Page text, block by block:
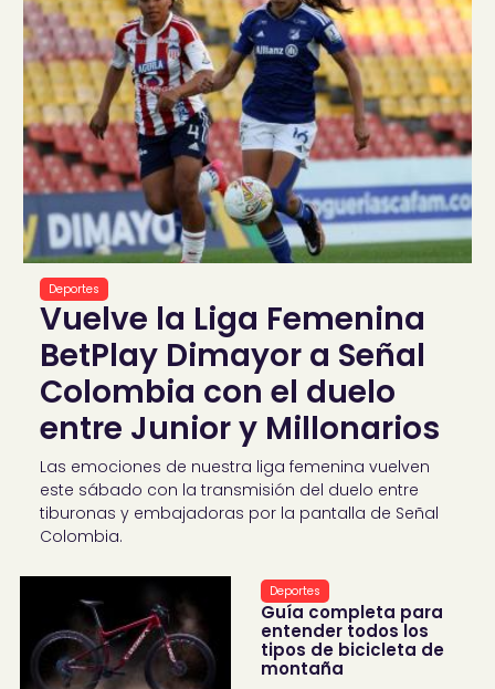
Deportes
Vuelve la Liga Femenina
BetPlay Dimayor a Señal
Colombia con el duelo
entre Junior y Millonarios
Las emociones de nuestra liga femenina vuelven
este sábado con la transmisión del duelo entre
tiburonas y embajadoras por la pantalla de Señal
Colombia.
Deportes
Guía completa para
entender todos los
tipos de bicicleta de
montaña